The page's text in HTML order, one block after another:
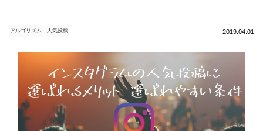
アルゴリズム 人気投稿 2019.04.01